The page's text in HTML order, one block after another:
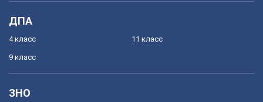
ДПА
4 класс
9 класс
11 класс
ЗНО